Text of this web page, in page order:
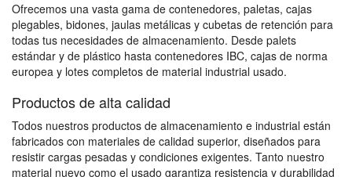
Ofrecemos una vasta gama de contenedores, paletas, cajas
plegables, bidones, jaulas metálicas y cubetas de retención para
todas tus necesidades de almacenamiento. Desde palets
estándar y de plástico hasta contenedores IBC, cajas de norma
europea y lotes completos de material industrial usado.
Productos de alta calidad
Todos nuestros productos de almacenamiento e industrial están
fabricados con materiales de calidad superior, diseñados para
resistir cargas pesadas y condiciones exigentes. Tanto nuestro
material nuevo como el usado garantiza resistencia y durabilidad